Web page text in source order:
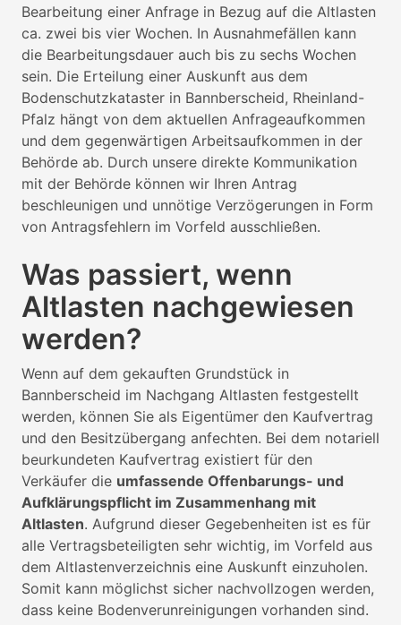
Bearbeitung einer Anfrage in Bezug auf die Altlasten
ca. zwei bis vier Wochen. In Ausnahmefällen kann
die Bearbeitungsdauer auch bis zu sechs Wochen
sein. Die Erteilung einer Auskunft aus dem
Bodenschutzkataster in Bannberscheid, Rheinland-
Pfalz hängt von dem aktuellen Anfrageaufkommen
und dem gegenwärtigen Arbeitsaufkommen in der
Behörde ab. Durch unsere direkte Kommunikation
mit der Behörde können wir Ihren Antrag
beschleunigen und unnötige Verzögerungen in Form
von Antragsfehlern im Vorfeld ausschließen.
Was passiert, wenn
Altlasten nachgewiesen
werden?
Wenn auf dem gekauften Grundstück in
Bannberscheid im Nachgang Altlasten festgestellt
werden, können Sie als Eigentümer den Kaufvertrag
und den Besitzübergang anfechten. Bei dem notariell
beurkundeten Kaufvertrag existiert für den
Verkäufer die umfassende Offenbarungs- und
Aufklärungspflicht im Zusammenhang mit
Altlasten. Aufgrund dieser Gegebenheiten ist es für
alle Vertragsbeteiligten sehr wichtig, im Vorfeld aus
dem Altlastenverzeichnis eine Auskunft einzuholen.
Somit kann möglichst sicher nachvollzogen werden,
dass keine Bodenverunreinigungen vorhanden sind.